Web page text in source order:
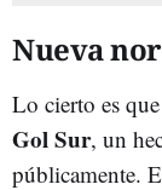
Nueva
Lo cierto es
Gol Sur, un
públicamente.